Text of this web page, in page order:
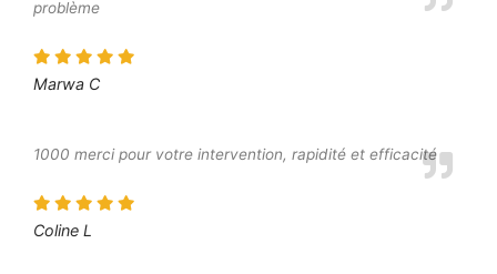
problème
Marwa C
1000 merci pour votre intervention, rapidité et efficacité
Coline L